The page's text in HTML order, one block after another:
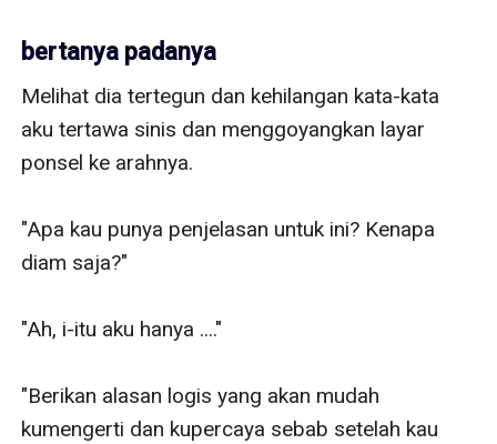
bertanya padanya
Melihat dia tertegun dan kehilangan kata-kata
aku tertawa sinis dan menggoyangkan layar
ponsel ke arahnya.
"Apa kau punya penjelasan untuk ini? Kenapa
diam saja?"
"Ah, i-itu aku hanya ...."
"Berikan alasan logis yang akan mudah
kumengerti dan kupercaya sebab setelah kau